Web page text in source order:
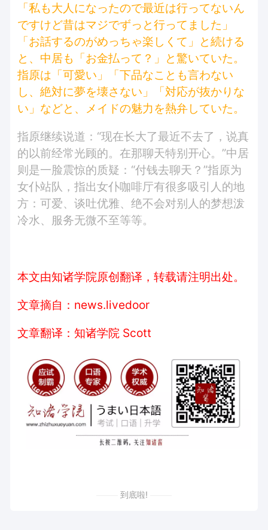
「私も大人になったので最近は行ってないん
ですけど昔はマジでずっと行ってました」
「お話するのがめっちゃ楽しくて」と続ける
と、中居も「お金払って？」と驚いていた。
指原は「可愛い」「下品なことも言わない
し、絶対に夢を壊さない」「対応が抜かりな
い」などと、メイドの魅力を熱弁していた。
指原继续说道：“现在长大了最近不去了，说真
的以前经常光顾的。在那聊天特别开心。”中居
则是一脸震惊的质疑：“付钱去聊天？”指原为
女仆站队，指出女仆咖啡厅有很多吸引人的地
方：可爱、谈吐优雅、绝不会对别人的梦想泼
冷水、服务无微不至等等。
本文由知诸学院原创翻译，转载请注明出处。
文章摘自：news.livedoor
文章翻译：知诸学院 Scott
到底啦!